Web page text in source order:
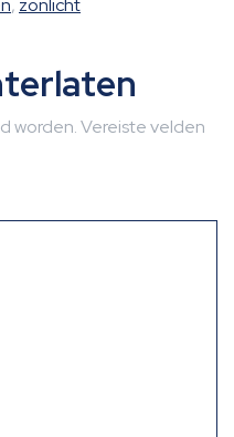
, zonlicht
worden.Vereiste velden